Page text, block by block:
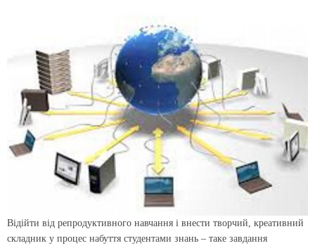
Відійти від репродуктивного навчання і внести творчий, креативний
складник у процес набуття студентами знань – таке завдання